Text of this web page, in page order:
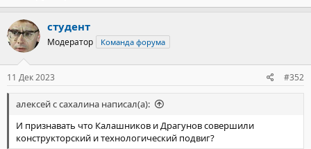
студент
Модератор Команда форума
11 Дек 2023 #352
алексей с сахалина написал(а):
И признавать что Калашников и Драгунов совершили
конструкторский и технологический подвиг?